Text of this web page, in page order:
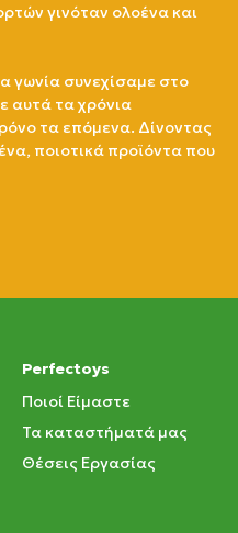
γινόταν ολοένα και
γωνία συνεχίσαμε στο
αυτά τα χρόνια
τα επόμενα. Δίνοντας
ποιοτικά προϊόντα που
Perfectoys
Ποιοί Είμαστε
Τα καταστήματά μας
Θέσεις Εργασίας